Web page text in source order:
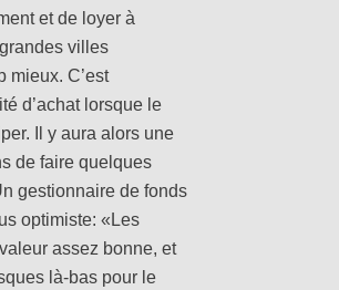
et de loyer à
villes
mieux. C’est
d’achat lorsque le
Il y aura alors une
de faire quelques
gestionnaire de fonds
optimiste: «Les
assez bonne, et
là-bas pour le